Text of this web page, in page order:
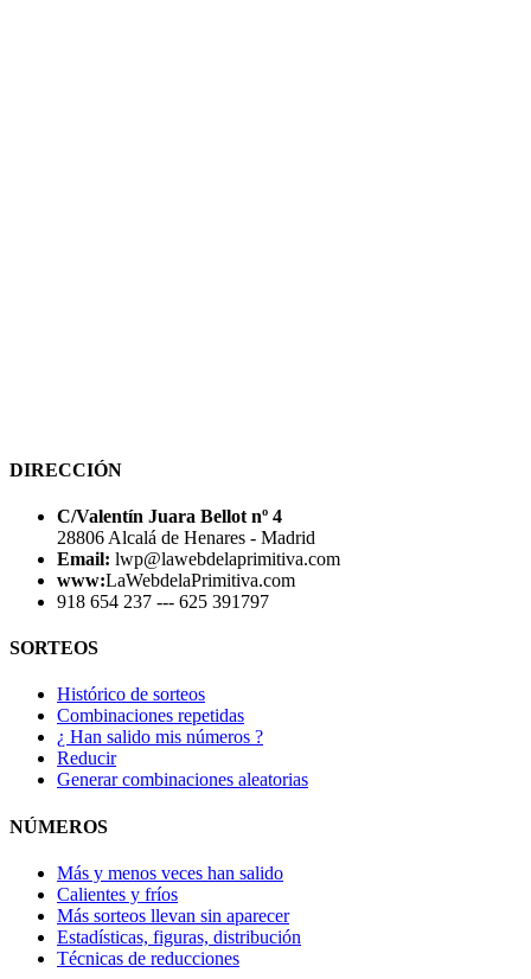
DIRECCIÓN
C/Valentín Juara Bellot nº 4
28806 Alcalá de Henares - Madrid
Email: lwp@lawebdelaprimitiva.com
www:LaWebdelaPrimitiva.com
918 654 237 --- 625 391797
SORTEOS
Histórico de sorteos
Combinaciones repetidas
¿ Han salido mis números ?
Reducir
Generar combinaciones aleatorias
NÚMEROS
Más y menos veces han salido
Calientes y fríos
Más sorteos llevan sin aparecer
Estadísticas, figuras, distribución
Técnicas de reducciones